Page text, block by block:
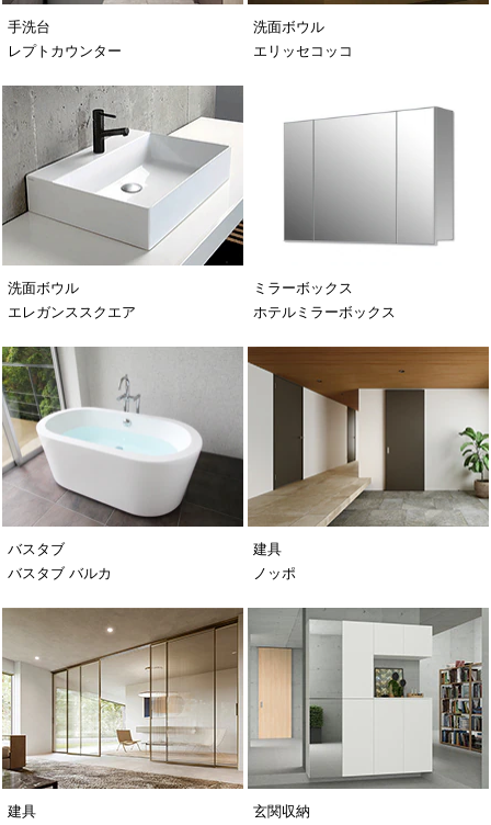
手洗台
レプトカウンター
洗面ボウル
エリッセコッコ
洗面ボウル
エレガンススクエア
ミラーボックス
ホテルミラーボックス
バスタブ
バスタブ バルカ
建具
ノッポ
建具
玄関収納